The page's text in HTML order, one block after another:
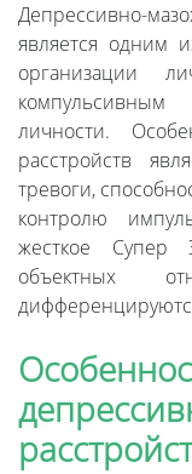
Депрессивно-
является одним
организации
компульсивным
личности.
расстройств
тревоги,
контролю
жесткое Супер
объектных